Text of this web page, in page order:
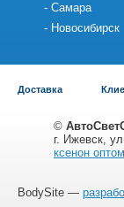
Самара
Новосибирск
Доставка
©
г. Ижевск,
ксенон оптом
BodySite —